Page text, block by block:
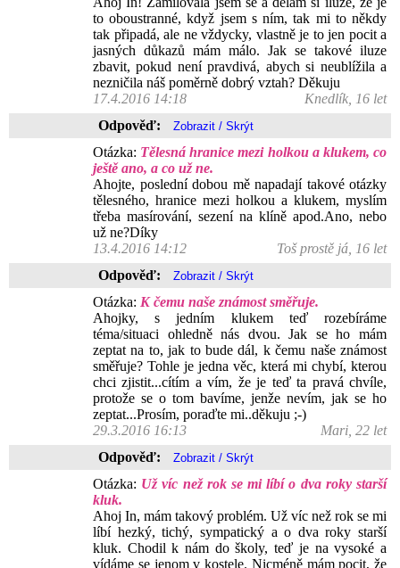
to oboustranné, když jsem s ním, tak mi to někdy
tak připadá, ale ne vždycky, vlastně je to jen pocit a
jasných důkazů mám málo. Jak se takové iluze
zbavit, pokud není pravdivá, abych si neublížila a
nezničila náš poměrně dobrý vztah? Děkuju
17.4.2016 14:18
Knedlík, 16 let
Odpověď:
Otázka: Tělesná hranice mezi holkou a klukem, co
ještě ano, a co už ne.
Ahojte, poslední dobou mě napadají takové otázky
tělesného, hranice mezi holkou a klukem, myslím
třeba masírování, sezení na klíně apod.Ano, nebo
už ne?Díky
13.4.2016 14:12
Toš prostě já, 16 let
Odpověď:
Otázka: K čemu naše známost směřuje.
Ahojky, s jedním klukem teď rozebíráme
téma/situaci ohledně nás dvou. Jak se ho mám
zeptat na to, jak to bude dál, k čemu naše známost
směřuje? Tohle je jedna věc, která mi chybí, kterou
chci zjistit...cítím a vím, že je teď ta pravá chvíle,
protože se o tom bavíme, jenže nevím, jak se ho
zeptat...Prosím, poraďte mi..děkuju ;-)
29.3.2016 16:13
Mari, 22 let
Odpověď:
Otázka: Už víc než rok se mi líbí o dva roky starší
kluk.
Ahoj In, mám takový problém. Už víc než rok se mi
líbí hezký, tichý, sympatický a o dva roky starší
kluk. Chodil k nám do školy, teď je na vysoké a
vídáme se jenom v kostele. Nicméně mám pocit, že